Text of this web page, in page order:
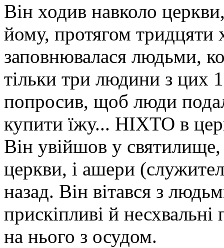
Він ходив навколо
йому, протягом тридцяти
заповнювалася людьми,
тільки три людини з цих
попросив, щоб люди
купити їжу... НІХТО в
Він увійшов у святилище,
церкви, і ашери
назад. Він вітався з
прискіпливі й
на нього з осудом.